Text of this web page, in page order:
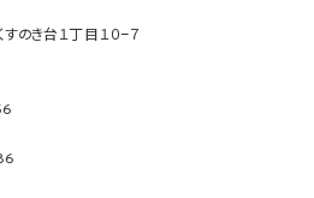
のき台１丁目１０−７